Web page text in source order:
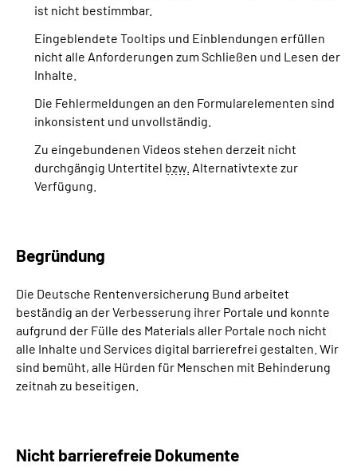
ist nicht bestimmbar.
Eingeblendete Tooltips und Einblendungen erfüllen
nicht alle Anforderungen zum Schließen und Lesen der
Inhalte.
Die Fehlermeldungen an den Formularelementen sind
inkonsistent und unvollständig.
Zu eingebundenen Videos stehen derzeit nicht
durchgängig Untertitel bzw. Alternativtexte zur
Verfügung.
Begründung
Die Deutsche Rentenversicherung Bund arbeitet
beständig an der Verbesserung ihrer Portale und konnte
aufgrund der Fülle des Materials aller Portale noch nicht
alle Inhalte und Services digital barrierefrei gestalten. Wir
sind bemüht, alle Hürden für Menschen mit Behinderung
zeitnah zu beseitigen.
Nicht barrierefreie Dokumente